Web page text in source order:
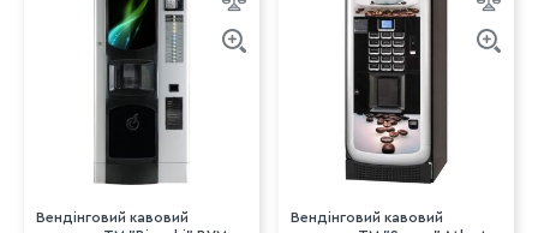
Вендінговий кавовий
Вендінговий кавовий